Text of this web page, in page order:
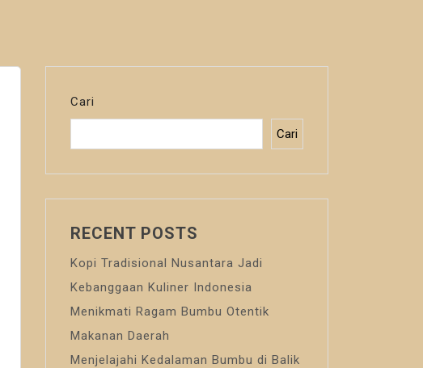
Cari
Cari
RECENT POSTS
Kopi Tradisional Nusantara Jadi
Kebanggaan Kuliner Indonesia
Menikmati Ragam Bumbu Otentik
Makanan Daerah
Menjelajahi Kedalaman Bumbu di Balik